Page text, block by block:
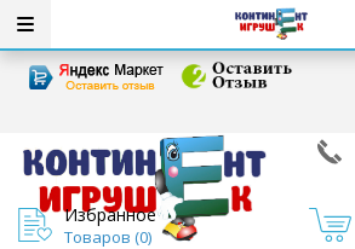
Избранное
Товаров (0)